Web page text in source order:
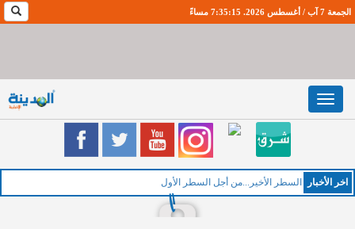
الجمعة 7 آب / أغسطس 2026. 7:35:16 مساءً
Toggle
navigation
اخر اﻷخبار